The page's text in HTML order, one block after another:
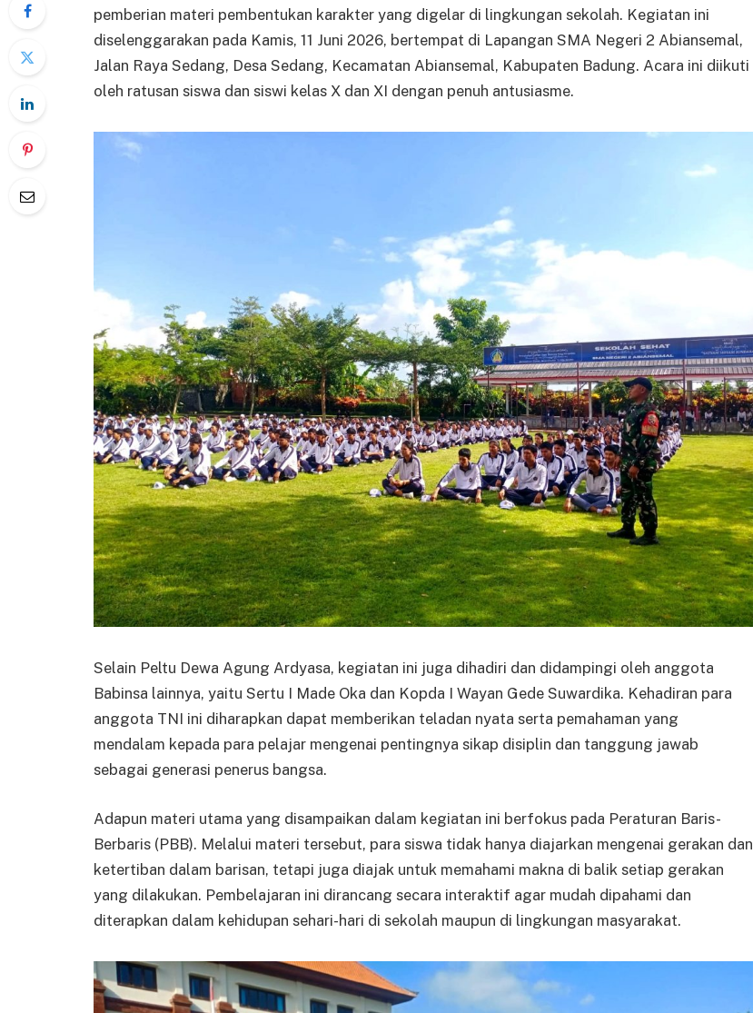
pemberian materi pembentukan karakter yang digelar di lingkungan sekolah. Kegiatan ini
diselenggarakan pada Kamis, 11 Juni 2026, bertempat di Lapangan SMA Negeri 2 Abiansemal,
Jalan Raya Sedang, Desa Sedang, Kecamatan Abiansemal, Kabupaten Badung. Acara ini diikuti
oleh ratusan siswa dan siswi kelas X dan XI dengan penuh antusiasme.
Selain Peltu Dewa Agung Ardyasa, kegiatan ini juga dihadiri dan didampingi oleh anggota
Babinsa lainnya, yaitu Sertu I Made Oka dan Kopda I Wayan Gede Suwardika. Kehadiran para
anggota TNI ini diharapkan dapat memberikan teladan nyata serta pemahaman yang
mendalam kepada para pelajar mengenai pentingnya sikap disiplin dan tanggung jawab
sebagai generasi penerus bangsa.
Adapun materi utama yang disampaikan dalam kegiatan ini berfokus pada Peraturan Baris-
Berbaris (PBB). Melalui materi tersebut, para siswa tidak hanya diajarkan mengenai gerakan dan
ketertiban dalam barisan, tetapi juga diajak untuk memahami makna di balik setiap gerakan
yang dilakukan. Pembelajaran ini dirancang secara interaktif agar mudah dipahami dan
diterapkan dalam kehidupan sehari-hari di sekolah maupun di lingkungan masyarakat.